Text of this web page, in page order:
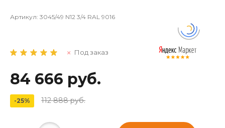
Артикул: 3045/49 N12 3/4 RAL 9016
Под заказ
84 666 руб.
-25% 112 888 руб.